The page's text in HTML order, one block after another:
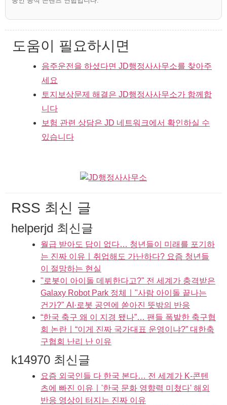
도움이 필요하시면
음주운전을 하셨다면 JD행정사사무소를 찾아주
세요
토지보상문제 해결은 JD행정사사무소가 함께합
니다
보험 관련 상담은 JD 네트워크에서 확인하실 수
있습니다
RSS 최신 글
helperjd 최신글
월급 받아도 답이 없다… 청년들이 미래를 포기하
는 진짜 이유ㅣ취업해도 가난하다? 요즘 청년들
이 절망하는 현실
"로봇이 아이돌 데뷔한다고?" 전 세계가 충격받은
Galaxy Robot Park 정체ㅣ"사람 아이돌 끝나는
건가?" AI·로봇 공연에 쏟아진 뜻밖의 반응
“한국 축구 왜 이 지경 됐나”… 팬들 폭발한 축구협
회 논란ㅣ“이게 진짜 국가대표 운영이냐?” 대한축
구협회 난리 난 이유
k14970 최신글
요즘 외국인들 다 한국 본다… 전 세계가 K-콘텐
츠에 빠진 이유ㅣ'한국 문화 영향력 미쳤다' 해외
반응 영상이 터지는 진짜 이유